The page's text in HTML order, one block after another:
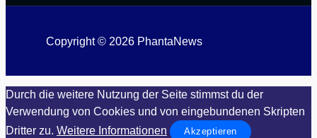
Copyright © 2026 PhantaNews
Durch die weitere Nutzung der Seite stimmst du der
Verwendung von Cookies und von eingebundenen Skripten
Dritter zu. Weitere Informationen Akzeptieren